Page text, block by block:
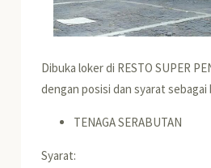
Dibuka loker di RESTO SUPER
dengan posisi dan syarat sebagai
TENAGA SERABUTAN
Syarat: